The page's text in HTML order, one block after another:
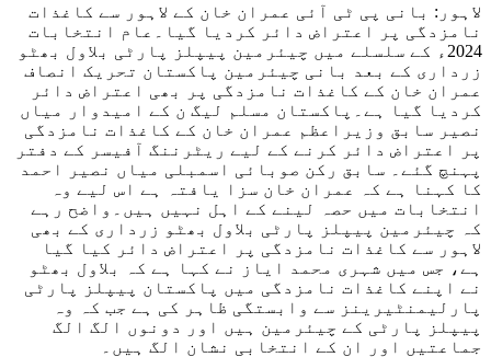
لاہور: بانی پی ٹی آئی عمران خان کے لاہور سے کاغذات
نامزدگی پر اعتراض دائر کردیا گیا۔عام انتخابات
2024ء کے سلسلے میں چیئرمین پیپلز پارٹی بلاول بھٹو
زرداری کے بعد بانی چیئرمین پاکستان تحریک انصاف
عمران خان کے کاغذات نامزدگی پر بھی اعتراض دائر
کردیا گیا ہے۔پاکستان مسلم لیگ ن کے امیدوار میاں
نصیر سابق وزیراعظم عمران خان کے کاغذات نامزدگی
پر اعتراض دائر کرنے کے لیے ریٹرننگ آفیسر کے دفتر
پہنچ گئے۔ سابق رکن صوبائی اسمبلی میاں نصیر احمد
کا کہنا ہے کہ عمران خان سزا یافتہ ہے اس لیے وہ
انتخابات میں حصہ لینے کے اہل نہیں ہیں۔واضح رہے
کہ چیئرمین پیپلز پارٹی بلاول بھٹو زرداری کے بھی
لاہور سے کاغذات نامزدگی پر اعتراض دائر کیا گیا
ہے، جس میں شہری محمد ایاز نے کہا ہے کہ بلاول بھٹو
نے اپنے کاغذات نامزدگی میں پاکستان پیپلز پارٹی
پارلیمنٹیرینز سے وابستگی ظاہر کی ہے جب کہ وہ
پیپلز پارٹی کے چیئرمین ہیں اور دونوں الگ الگ
جماعتیں اور ان کے انتخابی نشان الگ ہیں۔